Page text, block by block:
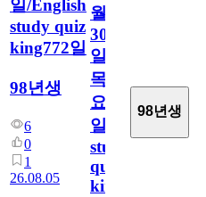
일/English
study quiz
king772일
98년생
6
0
1
26.08.05
월
30
일
목
요
일/English
study
quiz
king772
98년생